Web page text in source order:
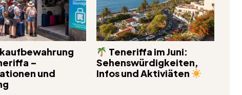
–
und
Teneriffa im Juni:
Sehenswürdigkeiten,
Infos und Aktiviäten